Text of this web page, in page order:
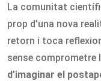
La comunitat
prop d’una nova
retorn i toca
sense comprometre
d’imaginar el